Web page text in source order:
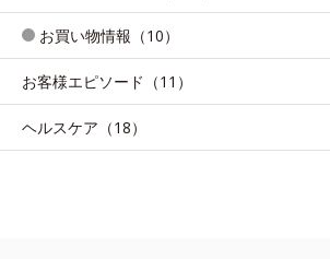
お買い物情報（10）
お客様エピソード（11）
ヘルスケア（18）